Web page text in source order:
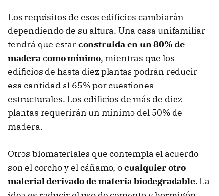
Los requisitos de esos edificios cambiarán
dependiendo de su altura. Una casa unifamiliar
tendrá que estarconstruida en un 80% de
madera como mínimo, mientras que los
edificios de hasta diez plantas podrán reducir
esa cantidad al 65% por cuestiones
estructurales. Los edificios de más de diez
plantas requerirán un mínimo del 50% de
madera.
Otros biomateriales que contempla el acuerdo
son el corcho y el cáñamo, ocualquier otro
material derivado de materia biodegradable. La